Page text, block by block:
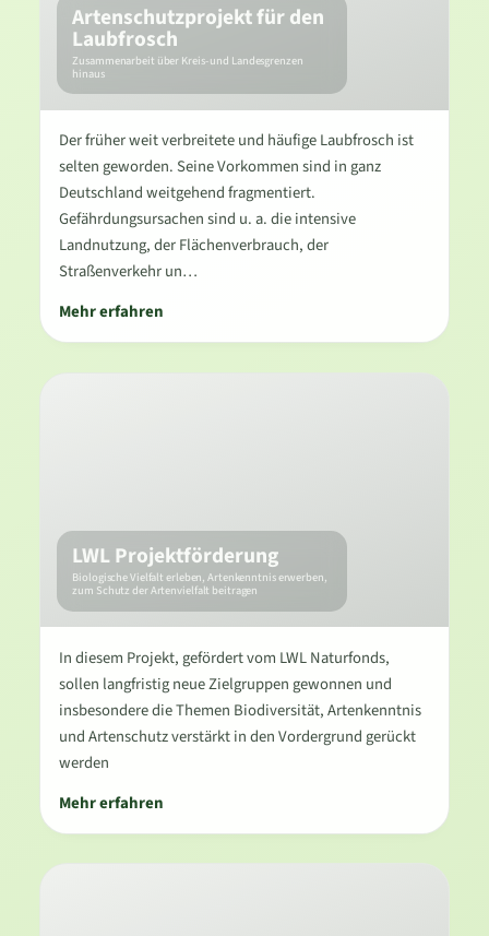
Artenschutzprojekt für den
Laubfrosch
Zusammenarbeit über Kreis- und Landesgrenzen
hinaus
Der früher weit verbreitete und häufige Laubfrosch ist
selten geworden. Seine Vorkommen sind in ganz
Deutschland weitgehend fragmentiert.
Gefährdungsursachen sind u. a. die intensive
Landnutzung, der Flächenverbrauch, der
Straßenverkehr un…
Mehr erfahren
LWL Projektförderung
Biologische Vielfalt erleben, Artenkenntnis erwerben,
zum Schutz der Artenvielfalt beitragen
In diesem Projekt, gefördert vom LWL Naturfonds,
sollen langfristig neue Zielgruppen gewonnen und
insbesondere die Themen Biodiversität, Artenkenntnis
und Artenschutz verstärkt in den Vordergrund gerückt
werden
Mehr erfahren